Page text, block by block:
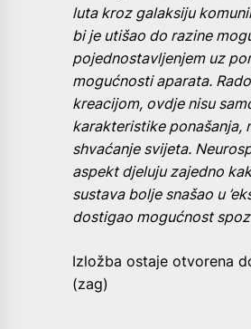
luta kroz galaksiju
bi je utišao do razine
pojednostavljenjem uz
mogućnosti aparata.
kreacijom, ovdje nisu
karakteristike ponašanja,
shvaćanje svijeta.
aspekt djeluju zajedno
sustava bolje snašao u
dostigao mogućnost
Izložba ostaje otvorena
(zag)